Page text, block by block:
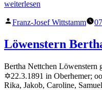
„Gorton
weiterlesen
Veröffentlicht
Franz-Josef Wittstamm
Löwenstern
Bertha Nettchen Löwenstern
✡22.3.1891 in Oberhemer;
Rika, Jakob, Caroline,